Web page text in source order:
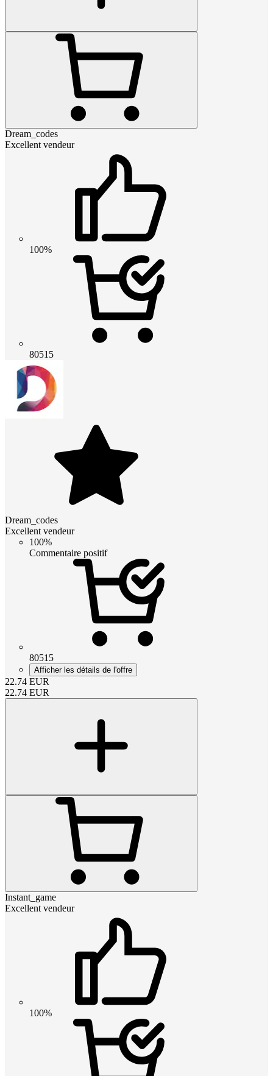
Dream_codes
Excellent vendeur
100%
80515
Dream_codes
Excellent vendeur
100%
Commentaire positif
80515
Afficher les détails de l'offre
22.74 EUR
22.74 EUR
Instant_game
Excellent vendeur
100%